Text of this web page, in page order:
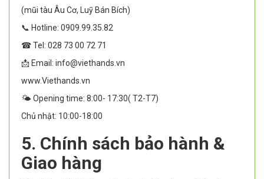
(mũi tàu Âu Cơ, Luỹ Bán Bích)
📞 Hotline: 0909.99.35.82
☎ Tel: 028 73 00 72 71
📩 Email: info@viethands.vn
www.Viethands.vn
🌤️ Opening time: 8:00- 17:30( T2-T7)
Chủ nhật: 10:00-18:00
5. Chính sách bảo hành &
Giao hàng